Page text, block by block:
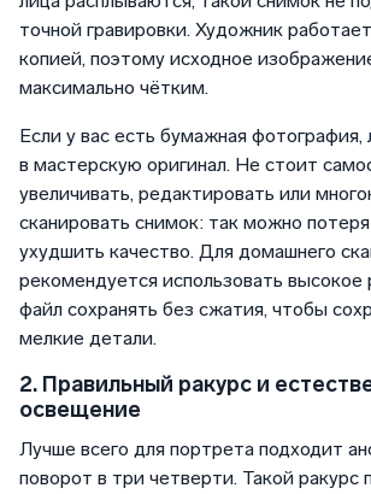
точной гравировки. Художник
копией, поэтому исходное
максимально чётким.
Если у вас есть бумажная фотография,
в мастерскую оригинал. Не стоит
увеличивать, редактировать или
сканировать снимок: так можно
ухудшить качество. Для домашнего
рекомендуется использовать высокое
файл сохранять без сжатия, чтобы
мелкие детали.
2. Правильный ракурс и
освещение
Лучше всего для портрета подходит
поворот в три четверти. Такой ракурс